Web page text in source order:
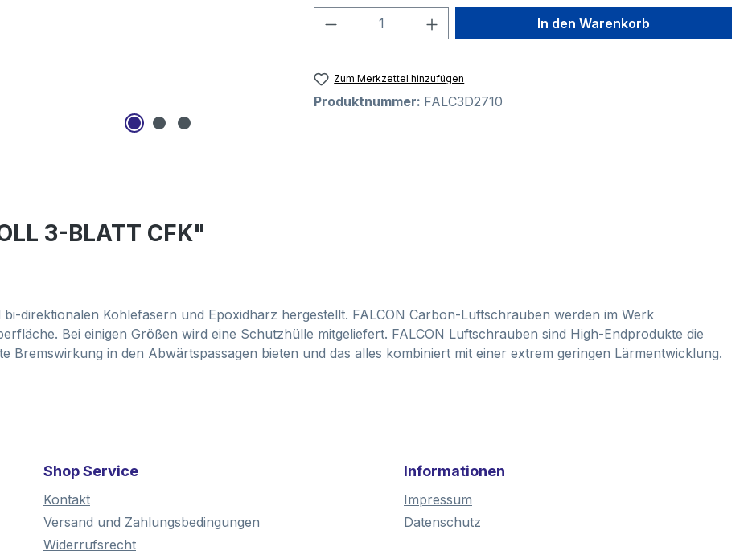
Produkt Anzahl: Gib den gewünschten Wert
In den Warenkorb
Zum Merkzettel hinzufügen
Produktnummer: FALC3D2710
3-BLATT CFK"
direktionalen Kohlefasern und Epoxidharz hergestellt. FALCON Carbon-Luftschrauben werden im Werk
Bei einigen Größen wird eine Schutzhülle mitgeliefert. FALCON Luftschrauben sind High-Endprodukte die
Bremswirkung in den Abwärtspassagen bieten und das alles kombiniert mit einer extrem geringen Lärmentwicklung.
Shop Service
Kontakt
Versand und Zahlungsbedingungen
Widerrufsrecht
Informationen
Impressum
Datenschutz